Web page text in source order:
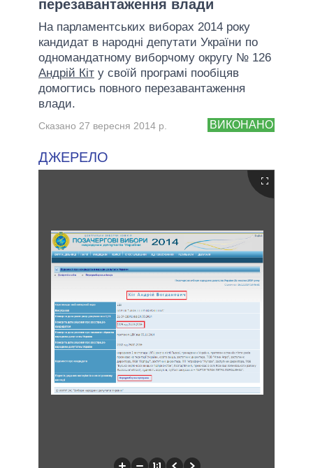
перезавантаження влади
На парламентських виборах 2014 року
кандидат в народні депутати України по
одномандатному виборчому округу № 126
Андрій Кіт у своїй програмі пообіцяв
домогтись повного перезавантаження
влади.
ВИКОНАНО
Сказано 27 вересня 2014 р.
ДЖЕРЕЛО